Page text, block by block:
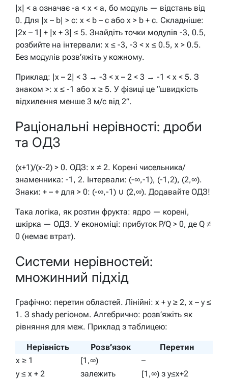
|x| < a означає -a < x < a, бо модуль — відстань від
0. Для |x – b| > c: x < b – c або x > b + c. Складніше:
|2x – 1| + |x + 3| ≤ 5. Знайдіть точки модулів -3, 0.5,
розбийте на інтервали: x ≤ -3, -3 < x ≤ 0.5, x > 0.5.
Без модулів розв’яжіть у кожному.
Приклад: |x – 2| < 3 → -3 < x – 2 < 3 → -1 < x < 5. З
знаком >: x ≤ -1 або x ≥ 5. У фізиці це “швидкість
відхилення менше 3 м/с від 2”.
Раціональні нерівності: дроби
та ОДЗ
(x+1)/(x-2) > 0. ОДЗ: x ≠ 2. Корені чисельника/
знаменника: -1, 2. Інтервали: (-∞,-1), (-1,2), (2,∞).
Знаки: + – + для > 0: (-∞,-1) ∪ (2,∞). Додавайте ОДЗ!
Така логіка, як розтин фрукта: ядро — корені,
шкірка — ОДЗ. У економіці: прибуток P/Q > 0, де Q ≠
0 (немає втрат).
Системи нерівностей:
множинний підхід
Графічно: перетин областей. Лінійні: x + y ≥ 2, x – y ≤
1. З shady регіоном. Алгебрично: розв’яжіть як
рівняння для меж. Приклад з таблицею:
Нерівність Розв’язок
Перетин
x ≥ 1
[1,∞)
–
y ≤ x + 2
залежить [1,∞) з y≤x+2